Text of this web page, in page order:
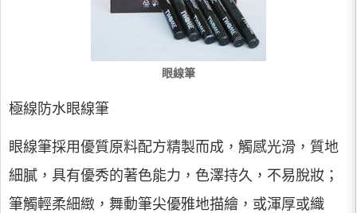
眼線筆
極線防水眼線筆
眼線筆採用優質原料配方精製而成，觸感光滑，質地
細膩，具有優秀的著色能力，色澤持久，不易脫妝；
筆觸輕柔細緻，舞動筆尖優雅地描繪，或渾厚或織